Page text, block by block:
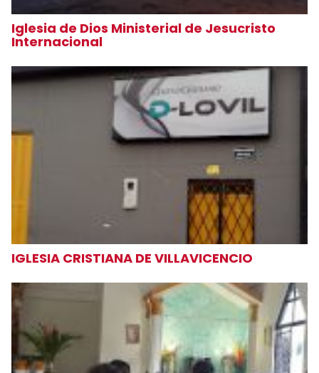
Iglesia de Dios Ministerial de Jesucristo
Internacional
IGLESIA CRISTIANA DE VILLAVICENCIO